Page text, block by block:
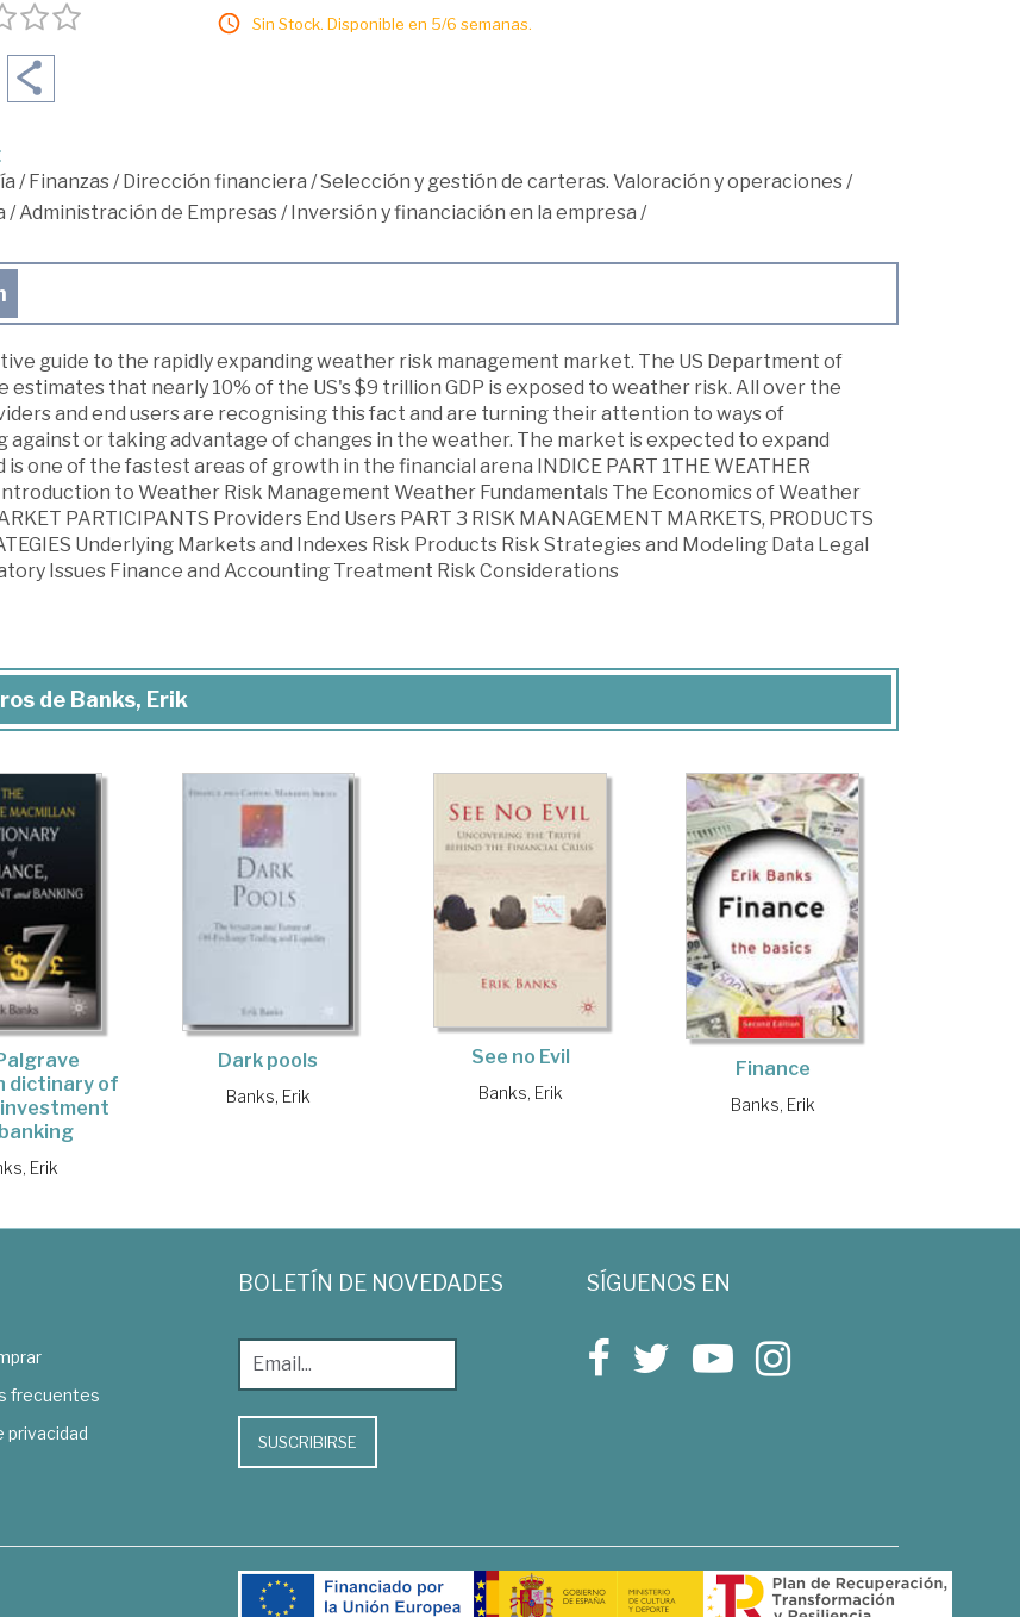
Sin Stock. Disponible en 5/6 semanas.
/Finanzas/Dirección financiera /Selección y gestión de carteras. Valoración y operaciones/
/Administración de Empresas/Inversión y financiación en la empresa /
guide to the rapidly expanding weather risk management market. The US Department of
estimates that nearly 10% of the US's $9 trillion GDP is exposed to weather risk. All over the
and end users are recognising this fact and are turning their attention to ways of
against or taking advantage of changes in the weather. The market is expected to expand
is one of the fastest areas of growth in the financial arena INDICE PART 1THE WEATHER
to Weather Risk Management Weather Fundamentals The Economics of Weather
PARTICIPANTS Providers End Users PART 3 RISK MANAGEMENT MARKETS, PRODUCTS
Underlying Markets and Indexes Risk Products Risk Strategies and Modeling Data Legal
Issues Finance and Accounting Treatment Risk Considerations
de Banks, Erik
dictinary of
Erik
Dark pools
Banks, Erik
See no Evil
Banks, Erik
Finance
Banks, Erik
frecuentes
privacidad
BOLETÍN DE NOVEDADES
SUSCRIBIRSE
SÍGUENOS EN